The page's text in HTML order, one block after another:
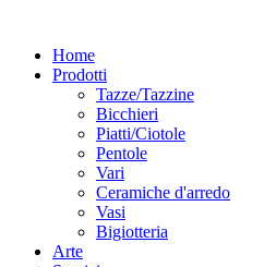
Home
Prodotti
Tazze/Tazzine
Bicchieri
Piatti/Ciotole
Pentole
Vari
Ceramiche d'arredo
Vasi
Bigiotteria
Arte